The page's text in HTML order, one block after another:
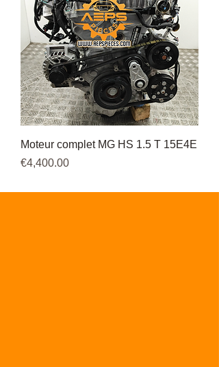
Moteur complet MG HS 1.5 T 15E4E
價格
€4,400.00